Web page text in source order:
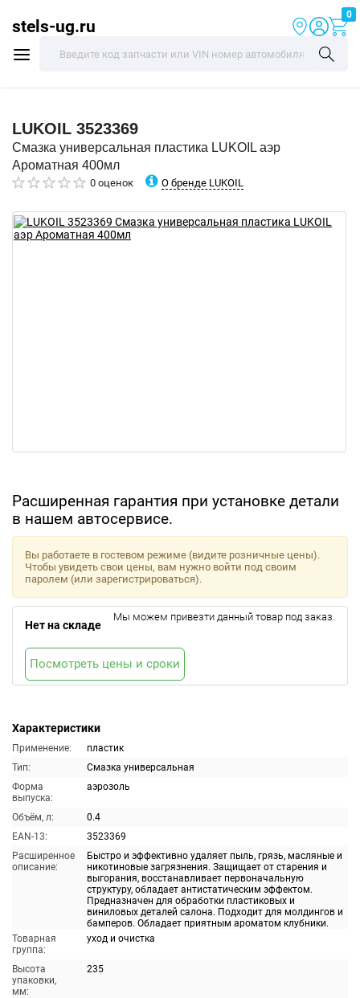
stels-ug.ru
0
LUKOIL 3523369
Смазка универсальная пластика LUKOIL аэр
Ароматная 400мл
0 оценок О бренде LUKOIL
Расширенная гарантия при установке детали
в нашем автосервисе.
Характеристики
Применение:
пластик
Тип:
Смазка универсальная
Форма
выпуска:
аэрозоль
Объём, л:
0.4
EAN-13:
3523369
Расширенное
описание:
Быстро и эффективно удаляет пыль, грязь, масляные и
никотиновые загрязнения. Защищает от старения и
выгорания, восстанавливает первоначальную
структуру, обладает антистатическим эффектом.
Предназначен для обработки пластиковых и
виниловых деталей салона. Подходит для молдингов и
бамперов. Обладает приятным ароматом клубники.
Товарная
группа:
уход и очистка
Высота
упаковки,
мм:
235
Вы работаете в гостевом режиме (видите розничные цены).
Чтобы увидеть свои цены, вам нужно войти под своим
паролем (или зарегистрироваться).
Нет на складе
Мы можем привезти данный товар под заказ.
Посмотреть цены и сроки